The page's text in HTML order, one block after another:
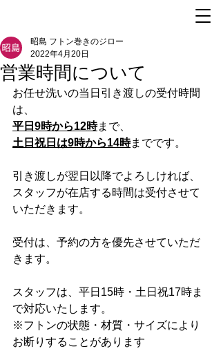
営業時間について
昭島 フトン巻きのジロー
2022年4月20日
お任せ洗いの当日引き渡しの受付時間
は、
平日9時から12時まで、
土日祝日は9時から14時までです。
引き渡しが翌日以降でよろしければ、
スタッフが在店する時間は受付させて
いただきます。
受付は、予約の方を優先させていただ
きます。
スタッフは、平日15時・土日祝17時ま
で対応いたします。
※フトンの状態・材質・サイズにより
お断りすることがあります